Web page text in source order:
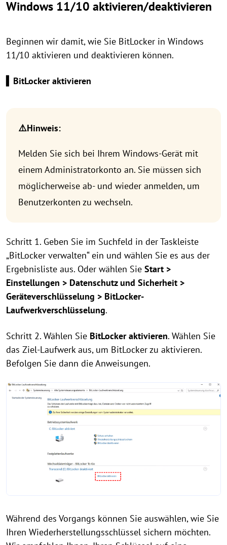
Windows 11/10 aktivieren/deaktivieren
Beginnen wir damit, wie Sie BitLocker in Windows
11/10 aktivieren und deaktivieren können.
▍BitLocker aktivieren
⚠️Hinweis:
Melden Sie sich bei Ihrem Windows-Gerät mit
einem Administratorkonto an. Sie müssen sich
möglicherweise ab- und wieder anmelden, um
Benutzerkonten zu wechseln.
Schritt 1. Geben Sie im Suchfeld in der Taskleiste
„BitLocker verwalten“ ein und wählen Sie es aus der
Ergebnisliste aus. Oder wählen Sie Start >
Einstellungen > Datenschutz und Sicherheit >
Geräteverschlüsselung > BitLocker-
Laufwerkverschlüsselung.
Schritt 2. Wählen Sie BitLocker aktivieren. Wählen Sie
das Ziel-Laufwerk aus, um BitLocker zu aktivieren.
Befolgen Sie dann die Anweisungen.
Während des Vorgangs können Sie auswählen, wie Sie
Ihren Wiederherstellungsschlüssel sichern möchten.